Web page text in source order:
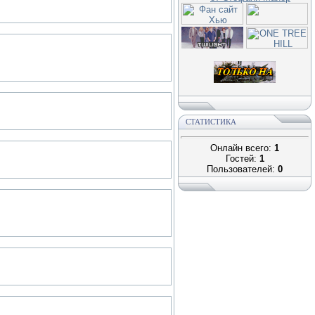
СТАТИСТИКА
Онлайн всего: 1
Гостей: 1
Пользователей: 0